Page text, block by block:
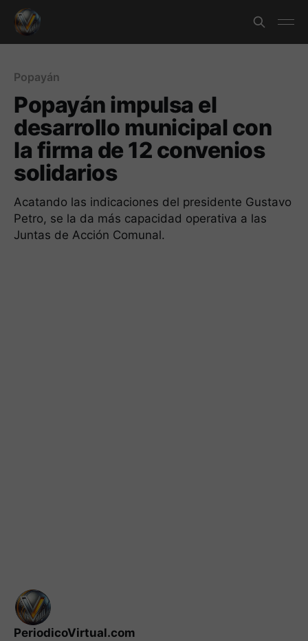
Popayán
Popayán impulsa el
desarrollo municipal con
la firma de 12 convenios
solidarios
Acatando las indicaciones del presidente Gustavo
Petro, se la da más capacidad operativa a las
Juntas de Acción Comunal.
PeriodicoVirtual.com